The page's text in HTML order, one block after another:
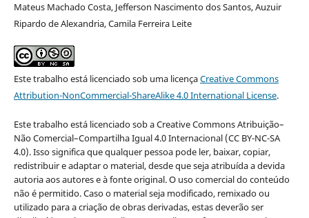
Mateus Machado Costa, Jefferson Nascimento dos Santos, Auzuir
Ripardo de Alexandria, Camila Ferreira Leite
Este trabalho está licenciado sob uma licençaCreative Commons
Attribution-NonCommercial-ShareAlike 4.0 International License.
Este trabalho está licenciado sob a Creative Commons Atribuição–
Não Comercial–Compartilha Igual 4.0 Internacional (CC BY-NC-SA
4.0). Isso significa que qualquer pessoa pode ler, baixar, copiar,
redistribuir e adaptar o material, desde que seja atribuída a devida
autoria aos autores e à fonte original. O uso comercial do conteúdo
não é permitido. Caso o material seja modificado, remixado ou
utilizado para a criação de obras derivadas, estas deverão ser